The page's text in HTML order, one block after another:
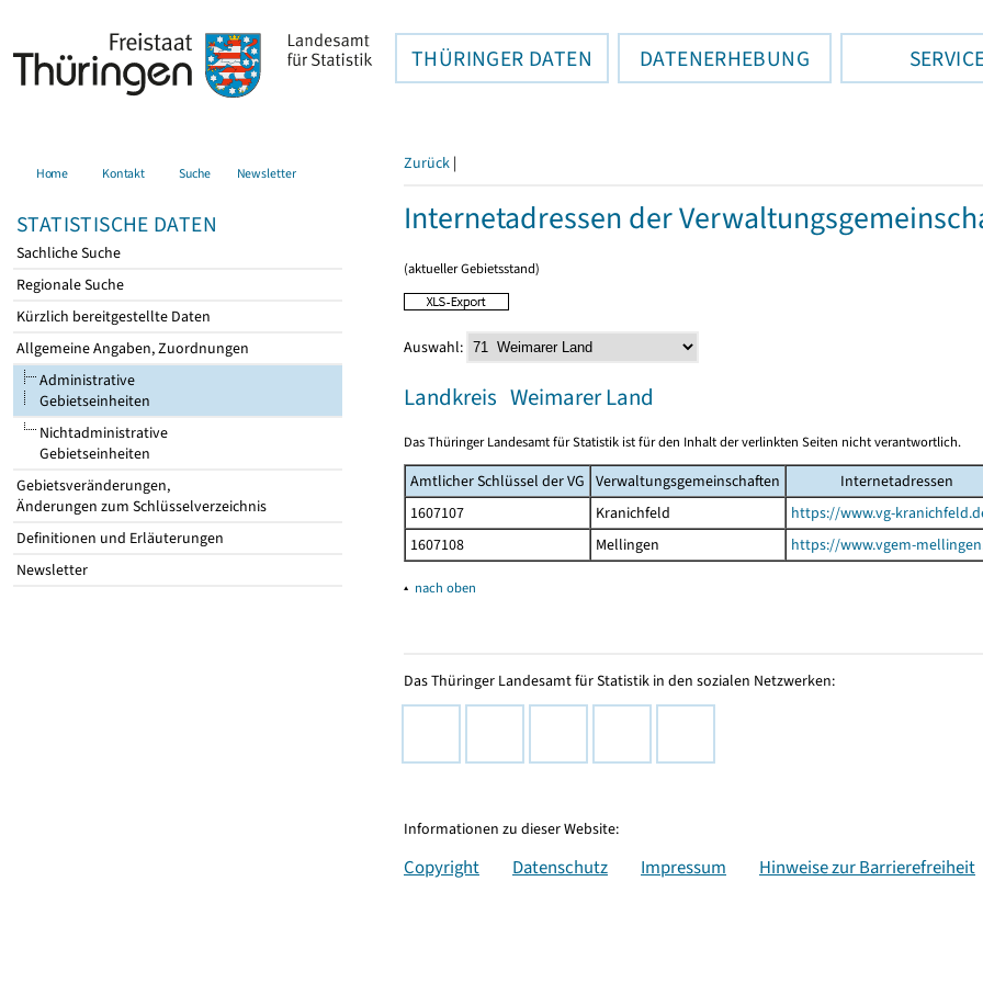
THÜRINGER DATEN DATENERHEBUNG
Home Kontakt Suche Newsletter
STATISTISCHE DATEN
Sachliche Suche
Regionale Suche
Kürzlich bereitgestellte Daten
Allgemeine Angaben, Zuordnungen
Administrative
Gebietseinheiten
Nichtadministrative
Gebietseinheiten
Gebietsveränderungen,
Änderungen zum Schlüsselverzeichnis
Definitionen und Erläuterungen
Newsletter
Zurück |
Internetadressen der
(aktueller Gebietsstand)
Auswahl:
Landkreis Weimarer Land
Das Thüringer Landesamt für Statistik ist für den Inhalt der verlinkten Seiten nicht verantwortlich.
Amtlicher Schlüssel der VG Verwaltungsgemeinschaften
Internetadressen
1607107
Kranichfeld
https://www.vg-
1607108
Mellingen https://www.vgem-
▴ nach oben
Das Thüringer Landesamt für Statistik in den sozialen Netzwerken:
Informationen zu dieser Website:
Copyright Datenschutz Impressum Hinweise zur Barrierefreiheit